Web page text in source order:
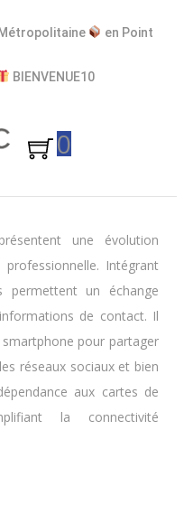
en Point​
BIENVENUE10
0
une évolution
Intégrant
permettent un échange
de contact. Il
pour partager
réseaux sociaux et bien
aux cartes de
la connectivité